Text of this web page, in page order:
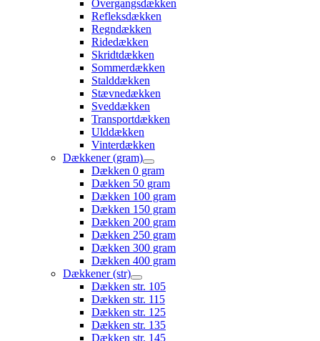
Overgangsdækken
Refleksdækken
Regndækken
Ridedækken
Skridtdækken
Sommerdækken
Stalddækken
Stævnedækken
Sveddækken
Transportdækken
Ulddækken
Vinterdækken
Dækkener (gram)
Dækken 0 gram
Dækken 50 gram
Dækken 100 gram
Dækken 150 gram
Dækken 200 gram
Dækken 250 gram
Dækken 300 gram
Dækken 400 gram
Dækkener (str)
Dækken str. 105
Dækken str. 115
Dækken str. 125
Dækken str. 135
Dækken str. 145